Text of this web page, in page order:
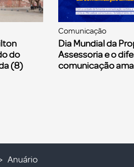
do
(8)
Comunicação
Dia Mundial da
Assessoria e o
comunicação
Anuário